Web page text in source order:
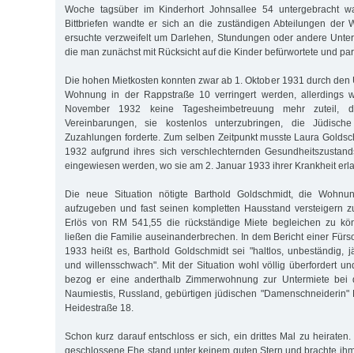
Woche tagsüber im Kinderhort Johnsallee 54 untergebracht
Bittbriefen wandte er sich an die zuständigen Abteilungen der
ersuchte verzweifelt um Darlehen, Stundungen oder andere
die man zunächst mit Rücksicht auf die Kinder befürwortete und
Die hohen Mietkosten konnten zwar ab 1. Oktober 1931 durch
Wohnung in der Rappstraße 10 verringert werden, allerdings
November 1932 keine Tagesheimbetreuung mehr zuteil,
Vereinbarungen, sie kostenlos unterzubringen, die
Zuzahlungen forderte. Zum selben Zeitpunkt musste Laura
1932 aufgrund ihres sich verschlechternden
eingewiesen werden, wo sie am 2. Januar 1933 ihrer Krankheit
Die neue Situation nötigte Barthold Goldschmidt, die
aufzugeben und fast seinen kompletten Hausstand versteigern
Erlös von RM 541,55 die rückständige Miete begleichen zu
ließen die Familie auseinanderbrechen. In dem Bericht einer
1933 heißt es, Barthold Goldschmidt sei "haltlos, unbeständig,
und willensschwach". Mit der Situation wohl völlig überfordert
bezog er eine anderthalb Zimmerwohnung zur Untermiete
Naumiestis, Russland, gebürtigen jüdischen "Damenschneiderin"
Heidestraße 18.
Schon kurz darauf entschloss er sich, ein drittes Mal zu
geschlossene Ehe stand unter keinem guten Stern und brachte